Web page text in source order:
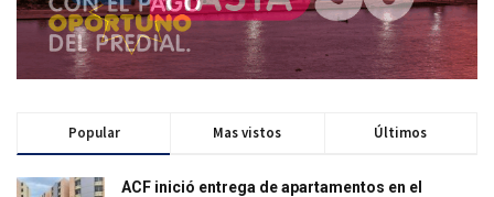
Popular Mas vistos Últimos
ACF inició entrega de apartamentos en el